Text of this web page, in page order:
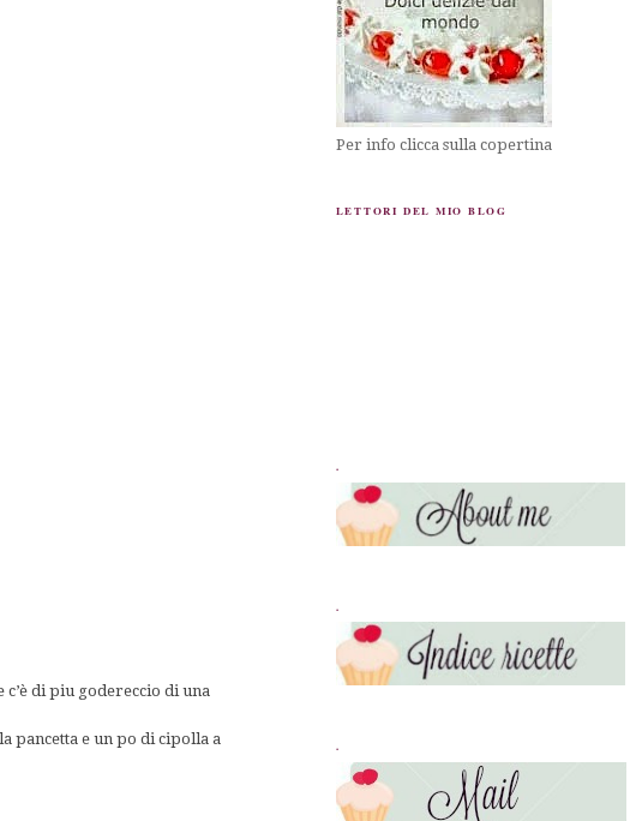
c’è di piu godereccio di una
pancetta e un po di cipolla a
Per info clicca sulla copertina
LETTORI DEL MIO BLOG
.
.
.